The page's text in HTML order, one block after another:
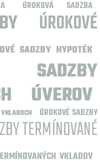
ÚROKOVÁ SADZBA
ÚROKOVÉ
SADZBY HYPOTÉK
ÚVEROV
ÚROKOVÉ SADZBY
TERMÍNOVANÉ
VKLADOV